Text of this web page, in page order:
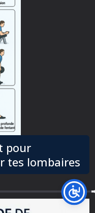
pour
tes lombaires